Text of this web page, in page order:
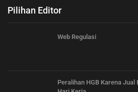
Pilihan Editor
Web Regulasi
Peralihan HGB Karena